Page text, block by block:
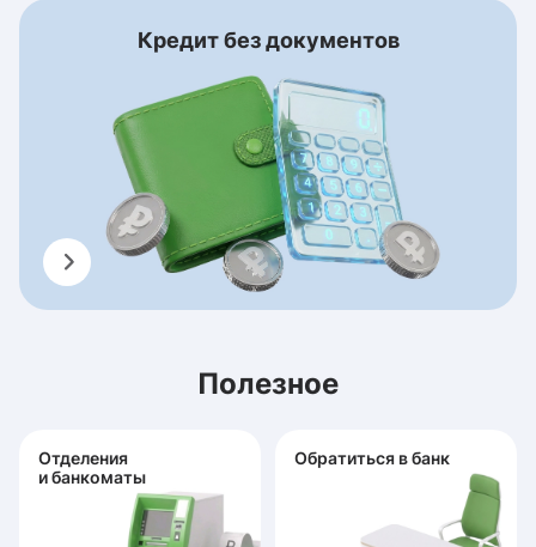
Кредит без документов
Полезное
Отделения
и банкоматы
Обратиться в банк